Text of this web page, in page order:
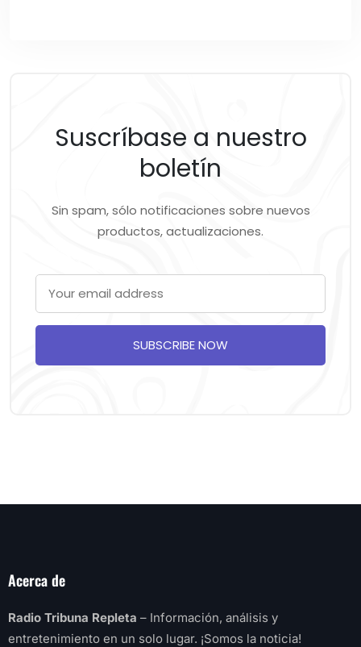
Suscríbase a nuestro
boletín
Sin spam, sólo notificaciones sobre nuevos
productos, actualizaciones.
SUBSCRIBE NOW
Acerca de
Radio Tribuna Repleta – Información, análisis y
entretenimiento en un solo lugar. ¡Somos la noticia!